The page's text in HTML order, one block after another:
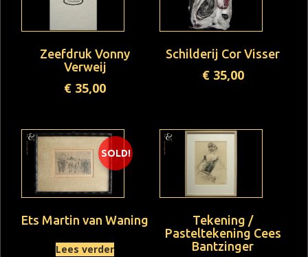
Zeefdruk Vonny
Verweij
€ 35,00
Schilderij Cor Visser
€35,00
SOLD!
Ets Martin van Waning
Lees verder
Tekening /
Pasteltekening Cees
Bantzinger